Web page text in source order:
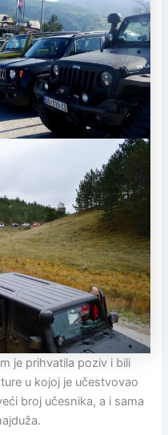
je prihvatila poziv i bili
u kojoj je učestvovao
broj učesnika, a i sama